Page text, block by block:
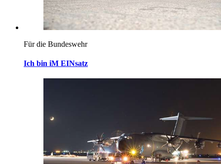
Für die Bundeswehr
Ich bin iM EINsatz